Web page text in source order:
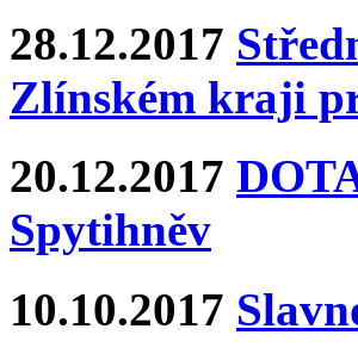
28.12.2017
Zlínském kraji
20.12.2017
Spytihněv
10.10.2017